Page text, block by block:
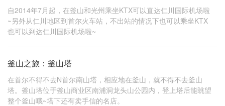
自2014年7月起，在釜山和光州乘坐KTX可以直达仁川国际机场啦
~另外从仁川地区到首尔火车站，不出站的情况下也可以乘坐KTX
也可以到达仁川国际机场啦~
釜山之旅：釜山塔
在首尔不得不去N首尔南山塔，相应地在釜山，就不得不去釜山
塔。釜山塔位于釜山商业区南浦洞龙头山公园内，登上塔后能眺望
整个釜山哦~塔下还有卖手信的名店。